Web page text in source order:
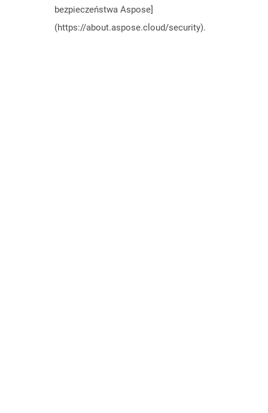
bezpieczeństwa Aspose]
(https://about.aspose.cloud/security).